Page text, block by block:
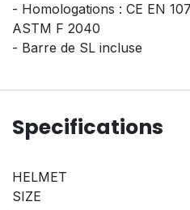
- Homologations : CE EN
ASTM F 2040
- Barre de SL incluse
Specifications
HELMET
SIZE